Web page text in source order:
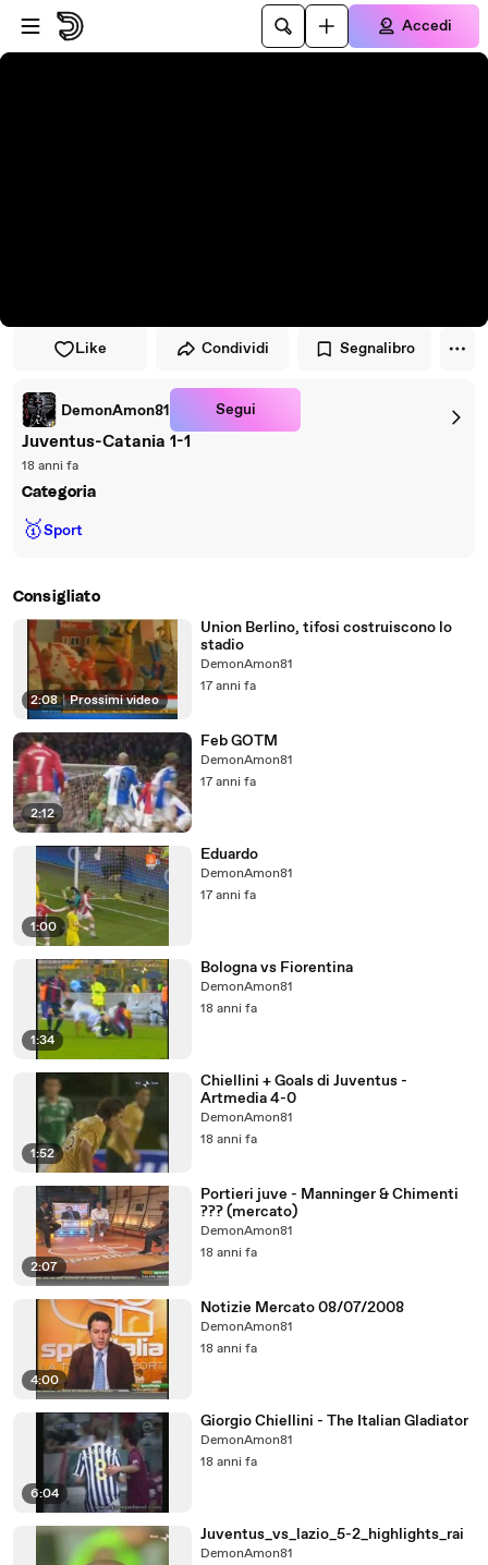
Vai al lettore
Passa al contenuto principale
Accedi
Like Condividi Segnalibro
DemonAmon81 Segui
Juventus-Catania 1-1
18 anni fa
Categoria
🥇Sport
Consigliato
2:08 | Prossimi video
Union Berlino, tifosi costruiscono lo
stadio
DemonAmon81
17 anni fa
2:12
Feb GOTM
DemonAmon81
17 anni fa
1:00
Eduardo
DemonAmon81
17 anni fa
1:34
Bologna vs Fiorentina
DemonAmon81
18 anni fa
1:52
Chiellini + Goals di Juventus -
Artmedia 4-0
DemonAmon81
18 anni fa
2:07
Portieri juve - Manninger & Chimenti
??? (mercato)
DemonAmon81
18 anni fa
4:00
Notizie Mercato 08/07/2008
DemonAmon81
18 anni fa
6:04
Giorgio Chiellini - The Italian Gladiator
DemonAmon81
18 anni fa
Juventus_vs_lazio_5-2_highlights_rai
DemonAmon81